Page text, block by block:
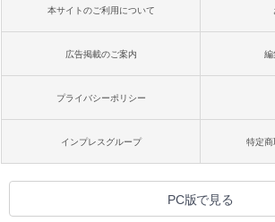
本サイトのご利用について
広告掲載のご案内 編
プライバシーポリシー
インプレスグループ 特定商
PC版で見る